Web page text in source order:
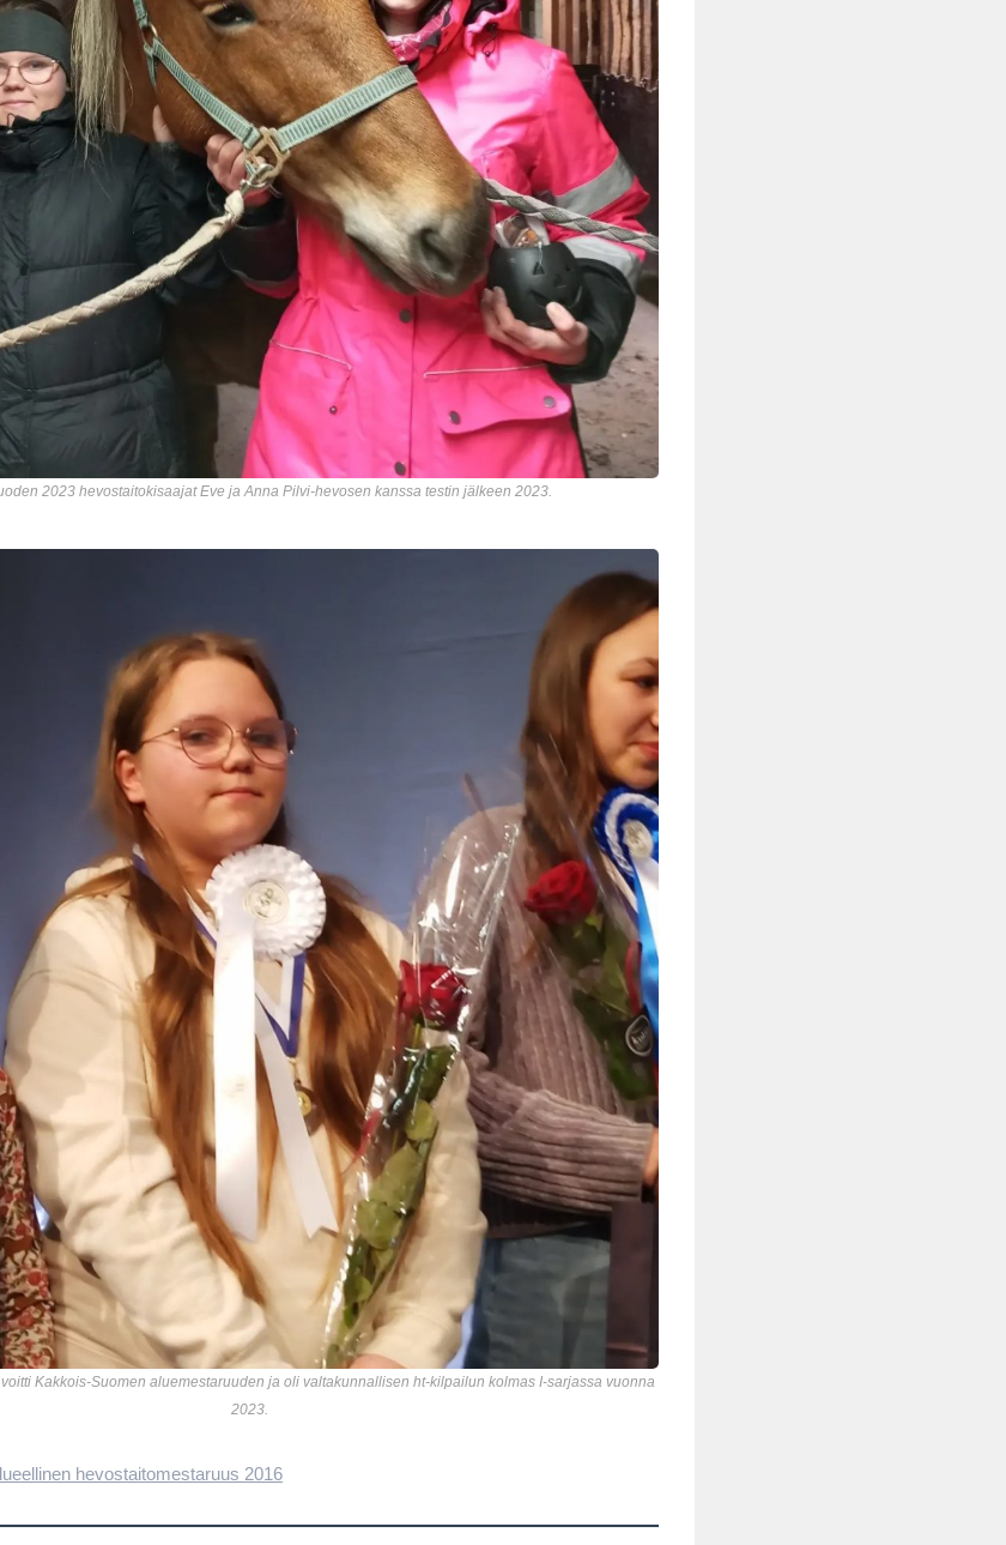
2023 hevostaitokisaajat Eve ja Anna Pilvi-hevosen kanssa testin jälkeen 2023.
Kakkois-Suomen aluemestaruuden ja oli valtakunnallisen ht-kilpailun kolmas I-sarjassa vuonna
2023.
hevostaitomestaruus 2016